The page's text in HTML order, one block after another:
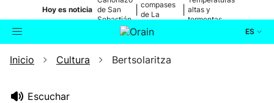
Hoy es noticia de San
Sebastián
compases
de La
altas y
tormentas
ES
Buscador Actualidad
Inicio Cultura Bertsolaritza
Escuchar